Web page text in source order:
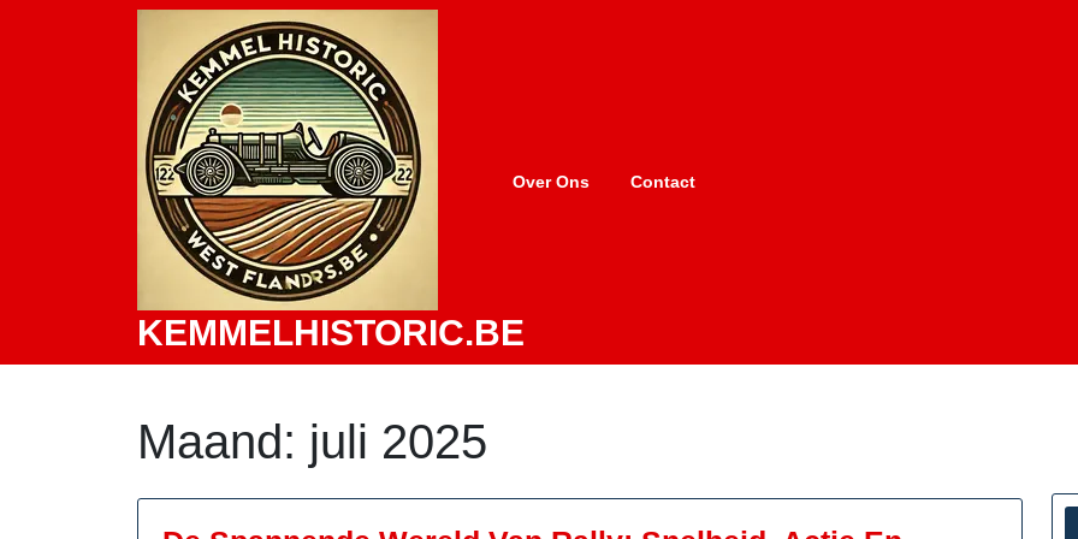
KEMMELHISTORIC.BE
Over Ons Contact
Maand: juli 2025